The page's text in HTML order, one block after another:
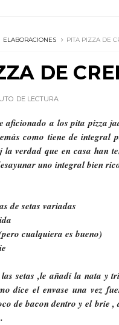
ELABORACIONES PITA PIZZA DE
DE
DE LECTURA
aficionado a los pita pizza
como tiene de integral
la verdad que en casa han
uno integral bien
de setas variadas
cualquiera es bueno)
setas ,le añadí la nata y
dice el envase una vez
de bacon dentro y el brie